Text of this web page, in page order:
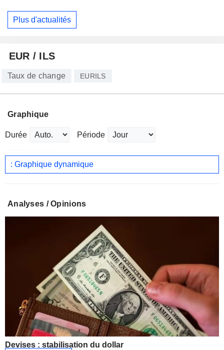
Plus d'actualités
EUR / ILS
Taux de change EURILS
Graphique
Durée Période
: Graphique dynamique
Analyses / Opinions
Devises : stabilisation du dollar